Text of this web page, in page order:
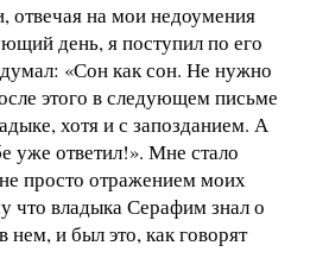
отвечая на мои недоумения
день, я поступил по его
«Сон как сон. Не нужно
этого в следующем письме
хотя и с запозданием. А
уже ответил!». Мне стало
просто отражением моих
что владыка Серафим знал о
нем, и был это, как говорят